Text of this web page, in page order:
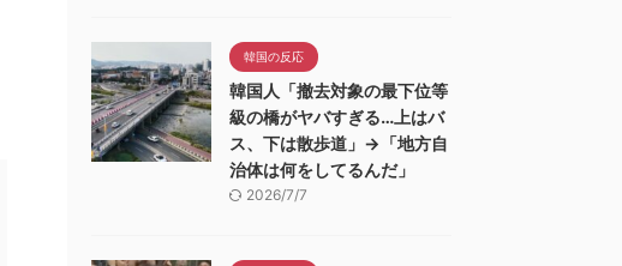
韓国の反応
韓国人「撤去対象の最下位等
級の橋がヤバすぎる…上はバ
ス、下は散歩道」→「地方自
治体は何をしてるんだ」
2026/7/7